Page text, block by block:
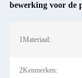
bewerking voor de
1Materiaal:
2Kenmerken: